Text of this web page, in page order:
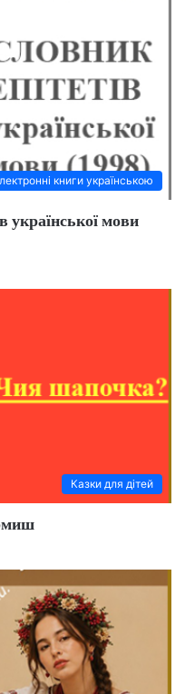
книги українською
української мови
Казки для дітей